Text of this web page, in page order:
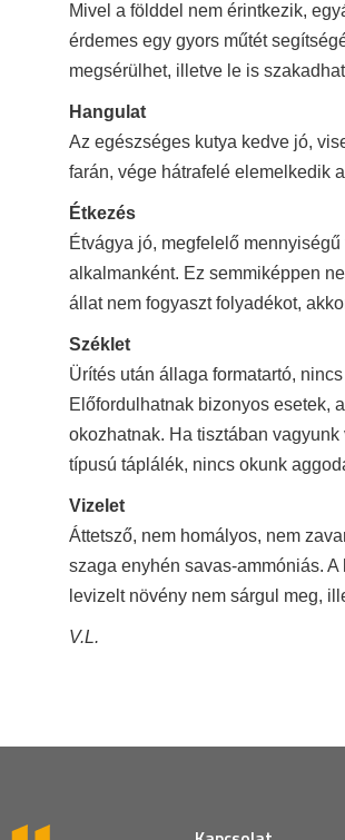
Mivel a földdel nem érintkezik,
érdemes egy gyors műtét
megsérülhet, illetve le is
Hangulat
Az egészséges kutya kedve jó,
farán, vége hátrafelé elemelkedik
Étkezés
Étvágya jó, megfelelő
alkalmanként. Ez semmiképpen
állat nem fogyaszt folyadékot,
Széklet
Ürítés után állaga formatartó,
Előfordulhatnak bizonyos esetek,
okozhatnak. Ha tisztában
típusú táplálék, nincs okunk
Vizelet
Áttetsző, nem homályos, nem
szaga enyhén savas-ammóniás.
levizelt növény nem sárgul meg,
V.L.